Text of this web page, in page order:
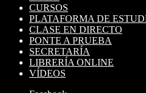
CURSOS
PLATAFORMA DE
CLASE EN DIRECTO
PONTE A PRUEBA
SECRETARÍA
LIBRERÍA ONLINE
VÍDEOS